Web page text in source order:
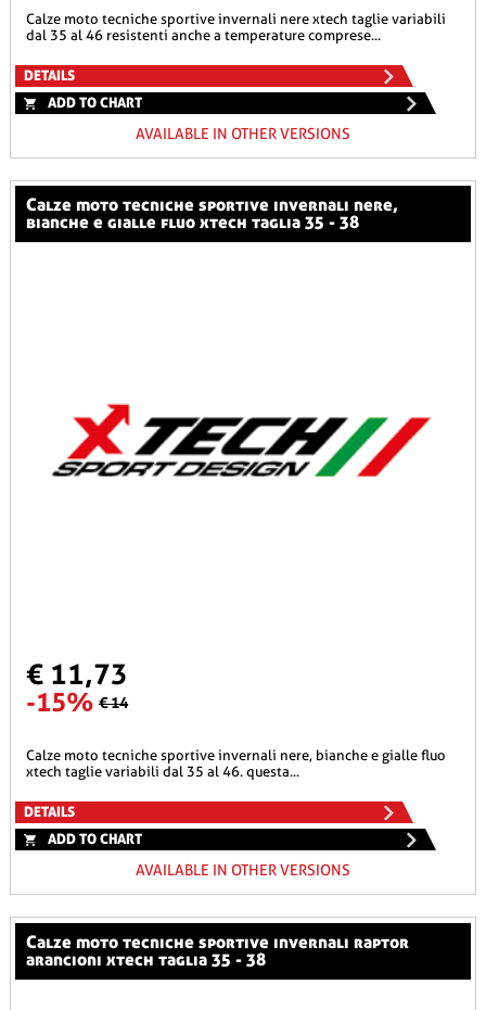
calze moto tecniche sportive invernali nere xtech taglie variabili
dal 35 al 46 resistenti anche a temperature comprese...
DETAILS
ADD TO CHART
AVAILABLE IN OTHER VERSIONS
calze moto tecniche sportive invernali nere,
bianche e gialle fluo xtech taglia 35 - 38
€ 11,73
-15% € 14
calze moto tecniche sportive invernali nere, bianche e gialle fluo
xtech taglie variabili dal 35 al 46. questa...
DETAILS
ADD TO CHART
AVAILABLE IN OTHER VERSIONS
calze moto tecniche sportive invernali raptor
arancioni xtech taglia 35 - 38